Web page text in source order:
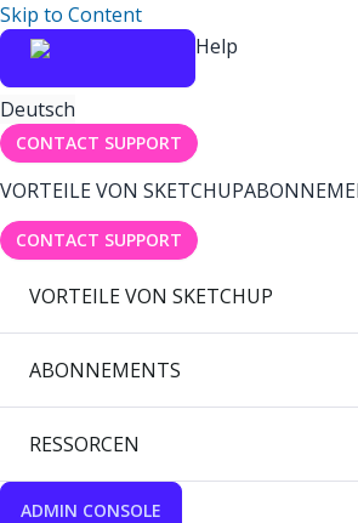
Skip to Content
Help
Deutsch
CONTACT SUPPORT
VORTEILE VON SKETCHUP
CONTACT SUPPORT
VORTEILE VON SKETCHUP
ABONNEMENTS
RESSORCEN
ADMIN CONSOLE